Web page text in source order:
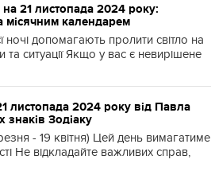
21 листопада 2024 року:
місячним календарем
ночі допомагають пролити світло на
та ситуації Якщо у вас є невирішене
листопада 2024 року від Павла
знаків Зодіаку
- 19 квітня) Цей день вимагатиме
Не відкладайте важливих справ,